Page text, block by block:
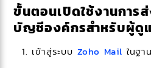
ขั้นตอนเปิดใช้งานการ
บัญชีองค์กรสำหรับผู้ดู
เข้าสู่ระบบ Zoho Mail ในฐา